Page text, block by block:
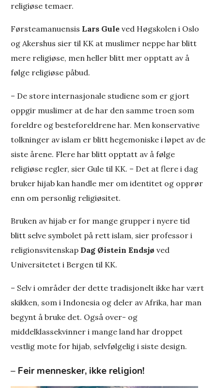
religiøse temaer.
Førsteamanuensis Lars Gule ved Høgskolen i Oslo
og Akershus sier til KK at muslimer neppe har blitt
mere religiøse, men heller blitt mer opptatt av å
følge religiøse påbud.
– De store internasjonale studiene som er gjort
oppgir muslimer at de har den samme troen som
foreldre og besteforeldrene har. Men konservative
tolkninger av islam er blitt hegemoniske i løpet av de
siste årene. Flere har blitt opptatt av å følge
religiøse regler, sier Gule til KK. – Det at flere i dag
bruker hijab kan handle mer om identitet og opprør
enn om personlig religiøsitet.
Bruken av hijab er for mange grupper i nyere tid
blitt selve symbolet på rett islam, sier professor i
religionsvitenskap Dag Øistein Endsjø ved
Universitetet i Bergen til KK.
– Selv i områder der dette tradisjonelt ikke har vært
skikken, som i Indonesia og deler av Afrika, har man
begynt å bruke det. Også over- og
middelklassekvinner i mange land har droppet
vestlig mote for hijab, selvfølgelig i siste design.
– Feir mennesker, ikke religion!